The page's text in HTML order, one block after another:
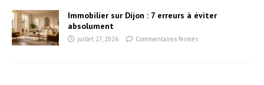
Immobilier sur Dijon : 7 erreurs à éviter
absolument
juillet 27, 2026 Commentaires fermés